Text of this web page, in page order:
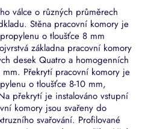
válce o různých průměrech
Stěna pracovní komory je
o tloušťce 8 mm
základna pracovní komory
desek Quatro a homogenních
mm. Překrytí pracovní komory je
o tloušťce 8-10 mm,
překrytí je instalováno vstupní
komory jsou svařeny do
svařování. Profilované